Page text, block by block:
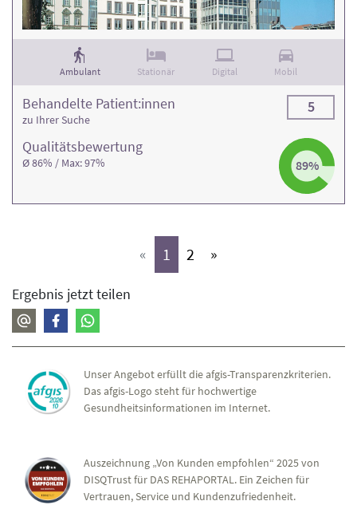
Ambulant Stationär Digital Mobil
Qualitäts­bewertung
Ø 86% / Max: 97% 89%
Behandelte Patient:innen
zu Ihrer Suche
5
« 1 (aktiv)
2 (aktiv)
»
Ergebnis jetzt teilen
Unser Angebot erfüllt die afgis-Transparenzkriterien.
Das afgis-Logo steht für hochwertige
Gesundheitsinformationen im Internet.
Auszeichnung „Von Kunden empfohlen“ 2025 von
DISQTrust für DAS REHAPORTAL. Ein Zeichen für
Vertrauen, Service und Kundenzufriedenheit.